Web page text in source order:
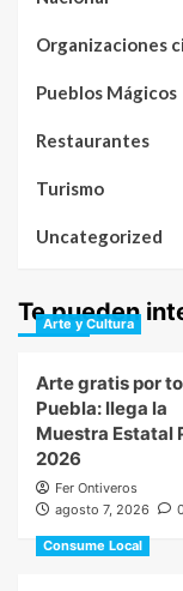
Organizaciones
Pueblos Mágicos
Restaurantes
Turismo
Uncategorized
Te pueden
Arte y Cultura
Arte gratis por
Puebla: llega la
Muestra Estatal
2026
Fer Ontiveros
agosto 7, 2026
Consume Local